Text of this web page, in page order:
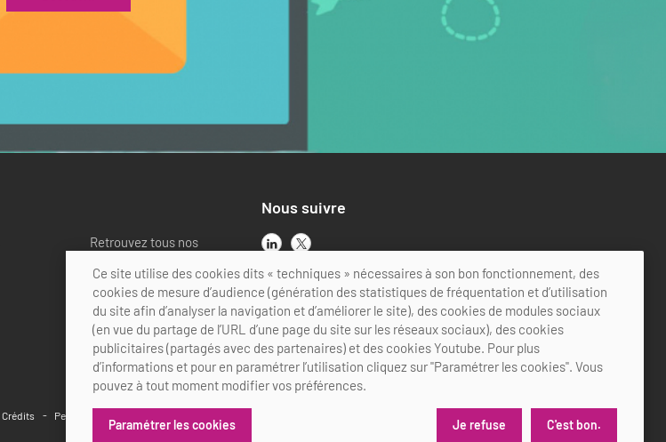
Retrouvez tous nos
Nous suivre
Crédits Personnalisation des cookies
Ce site utilise des cookies dits « techniques » nécessaires à son bon fonctionnement, des
cookies de mesure d’audience (génération des statistiques de fréquentation et d’utilisation
du site afin d’analyser la navigation et d’améliorer le site), des cookies de modules sociaux
(en vue du partage de l’URL d’une page du site sur les réseaux sociaux), des cookies
publicitaires (partagés avec des partenaires) et des cookies Youtube. Pour plus
d’informations et pour en paramétrer l’utilisation cliquez sur "Paramétrer les cookies". Vous
pouvez à tout moment modifier vos préférences.
Paramétrer les cookies Je refuse C'est bon.